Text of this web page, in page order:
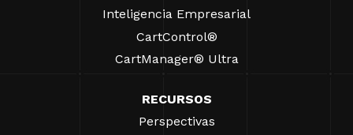
Inteligencia Empresarial
CartControl®
CartManager® Ultra
RECURSOS
Perspectivas